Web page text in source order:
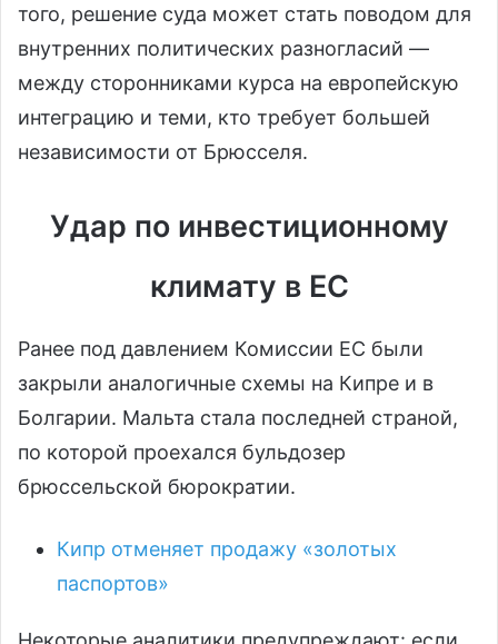
того, решение суда может стать поводом для
внутренних политических разногласий —
между сторонниками курса на европейскую
интеграцию и теми, кто требует большей
независимости от Брюсселя.
Удар по инвестиционному
климату в ЕС
Ранее под давлением Комиссии ЕС были
закрыли аналогичные схемы на Кипре и в
Болгарии. Мальта стала последней страной,
по которой проехался бульдозер
брюссельской бюрократии.
Кипр отменяет продажу «золотых
паспортов»